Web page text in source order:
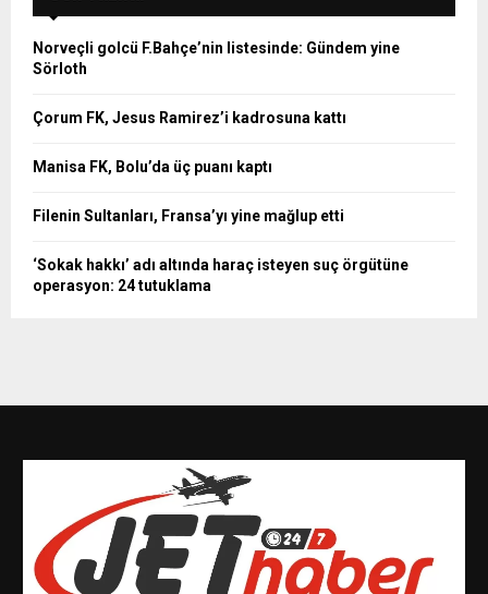
Norveçli golcü F.Bahçe’nin listesinde: Gündem yine
Sörloth
Çorum FK, Jesus Ramirez’i kadrosuna kattı
Manisa FK, Bolu’da üç puanı kaptı
Filenin Sultanları, Fransa’yı yine mağlup etti
‘Sokak hakkı’ adı altında haraç isteyen suç örgütüne
operasyon: 24 tutuklama